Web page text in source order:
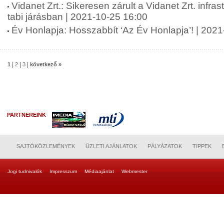
Vidanet Zrt.: Sikeresen zárult a Vidanet Zrt.
tabi járásban | 2021-10-25 16:00
Év Honlapja: Hosszabbít ‘Az Év Honlapja’! |
1 2 3 következő »
PARTNEREINK
SAJTÓKÖZLEMÉNYEK ÜZLETI AJÁNLATOK PÁLYÁZATOK TIPPEK
Jogi tudnivalók Impresszum Médiaajánlat Webmester